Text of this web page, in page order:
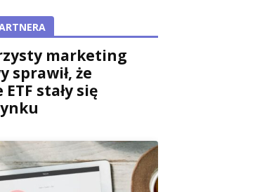
marketing
sprawił, że
stały się